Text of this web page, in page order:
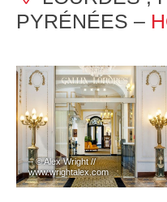
PYRÉNÉES –
– © Alex Wright //
www.wrightalex.com